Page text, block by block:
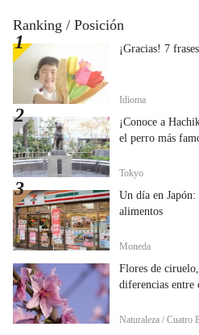
Ranking / Posición
¡Gracias! 7
Idioma
¡Conoce a
el perro más
Tokyo
Un día en Japón:
alimentos
Moneda
Flores de
diferencias entre
Naturaleza / Cuatro